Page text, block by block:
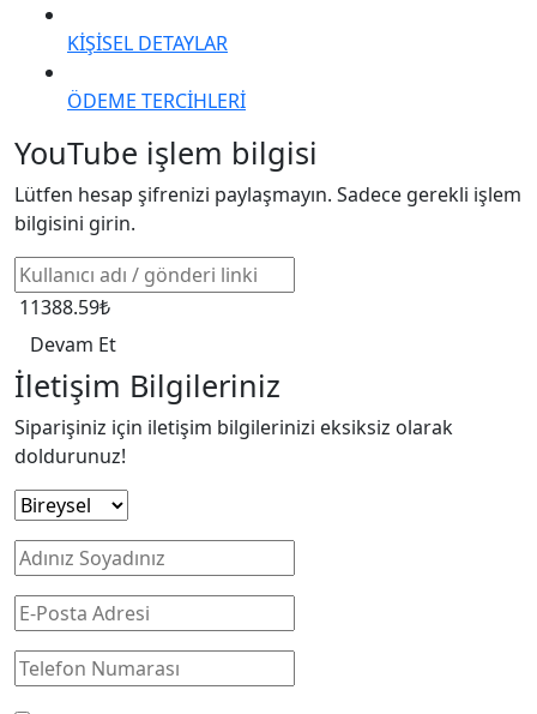
KİŞİSEL DETAYLAR
ÖDEME TERCİHLERİ
YouTube işlem bilgisi
Lütfen hesap şifrenizi paylaşmayın. Sadece gerekli işlem
bilgisini girin.
11388.59₺
Devam Et
İletişim Bilgileriniz
Siparişiniz için iletişim bilgilerinizi eksiksiz olarak
doldurunuz!